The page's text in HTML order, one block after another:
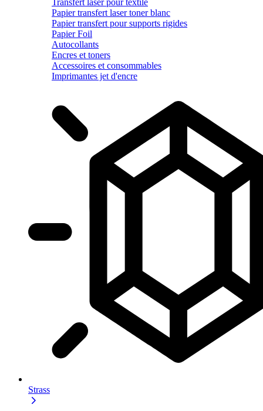
Papier transfert laser toner blanc
Papier transfert pour supports rigides
Papier Foil
Autocollants
Encres et toners
Accessoires et consommables
Imprimantes jet d'encre
Strass